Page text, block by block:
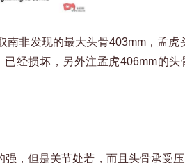
非发现的最大头骨403mm，孟虎
经损坏，另外注孟虎406mm的
，但是关节处若，而且头骨承受